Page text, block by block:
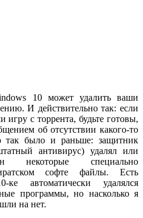
10 может удалить ваши
И действительно так: если
игру с торрента, будьте готовы,
об отсутствии какого-то
было и раньше: защитник
антивирус) удалял или
специально
софте файлы. Есть
автоматически удалялся
программы, но насколько я
на нет.